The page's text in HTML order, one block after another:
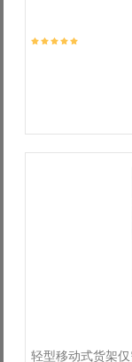
轻型移动式货架